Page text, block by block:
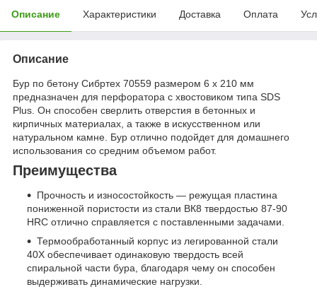
Описание Характеристики Доставка Оплата
Описание
Бур по бетону Сибртех 70559 размером 6 х 210 мм
предназначен для перфоратора с хвостовиком типа SDS
Plus. Он способен сверлить отверстия в бетонных и
кирпичных материалах, а также в искусственном или
натуральном камне. Бур отлично подойдет для домашнего
использования со средним объемом работ.
Преимущества
Прочность и износостойкость — режущая пластина
пониженной пористости из стали ВК8 твердостью 87-90
HRC отлично справляется с поставленными задачами.
Термообработанный корпус из легированной стали
40Х обеспечивает одинаковую твердость всей
спиральной части бура, благодаря чему он способен
выдерживать динамические нагрузки.